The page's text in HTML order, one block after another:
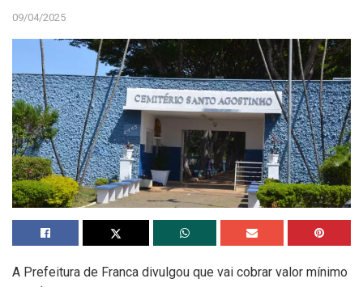
09/04/2025
A Prefeitura de Franca divulgou que vai cobrar valor mínimo